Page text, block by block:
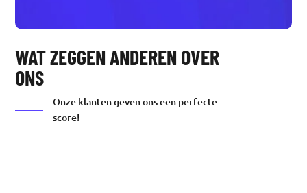
WAT ZEGGEN ANDEREN OVER
ONS
Onze klanten geven ons een perfecte
score!